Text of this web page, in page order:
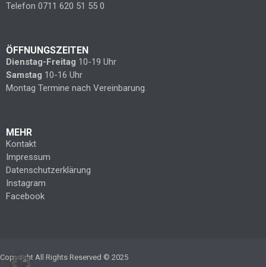
Telefon 0711 620 51 55 0
ÖFFNUNGSZEITEN
Dienstag-Freitag 10-19 Uhr
Samstag 10-16 Uhr
Montag Termine nach Vereinbarung.
MEHR
Kontakt
Impressum
Datenschutzerklärung
Instagram
Facebook
Copyright All Rights Reserved © 2025